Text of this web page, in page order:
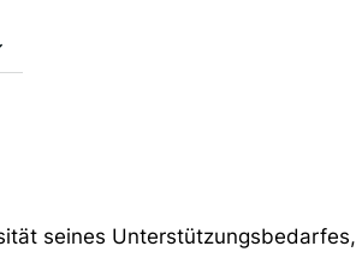
seines Unterstützungsbedarfes,